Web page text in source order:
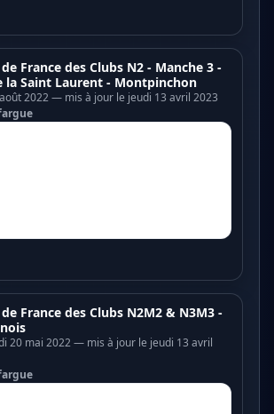
France des Clubs N2 - Manche 3 -
la Saint Laurent - Montpinchon
2022 — mis à jour le jeudi 13 avril 2023
France des Clubs N2M2 & N3M3 -
20 mai 2022 — mis à jour le jeudi 13 avril